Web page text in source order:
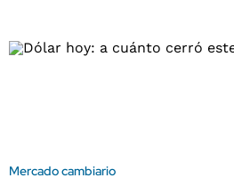
Mercado cambiario